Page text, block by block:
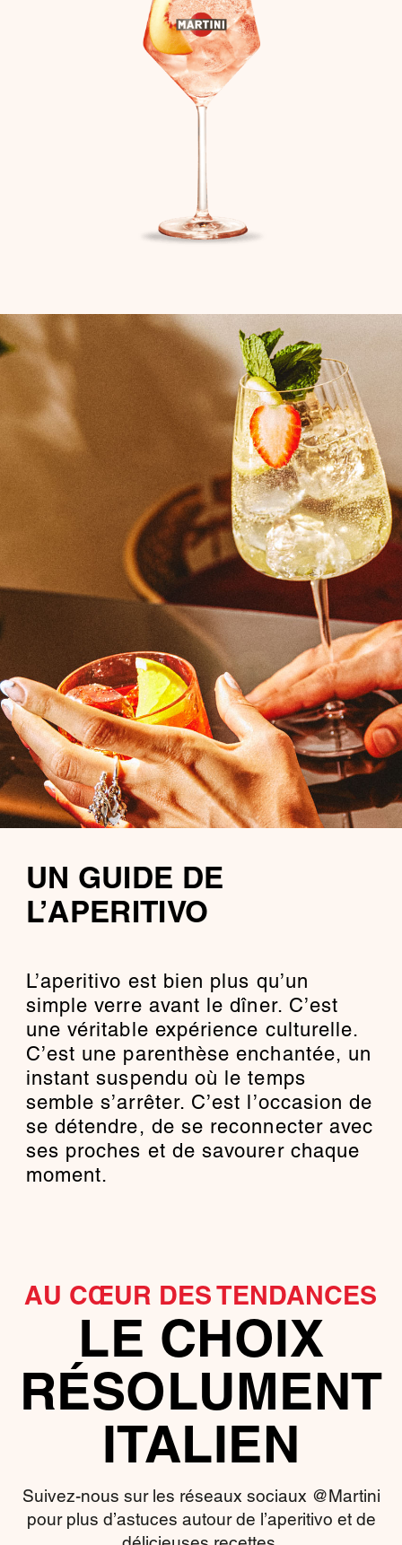
UN GUIDE DE
L’APERITIVO
L’aperitivo est bien plus qu’un
simple verre avant le dîner. C’est
une véritable expérience culturelle.
C’est une parenthèse enchantée, un
instant suspendu où le temps
semble s’arrêter. C’est l’occasion de
se détendre, de se reconnecter avec
ses proches et de savourer chaque
moment.
AU CŒUR DES TENDANCES
LE CHOIX
RÉSOLUMENT
ITALIEN
Suivez-nous sur les réseaux sociaux @Martini
pour plus d’astuces autour de l’aperitivo et de